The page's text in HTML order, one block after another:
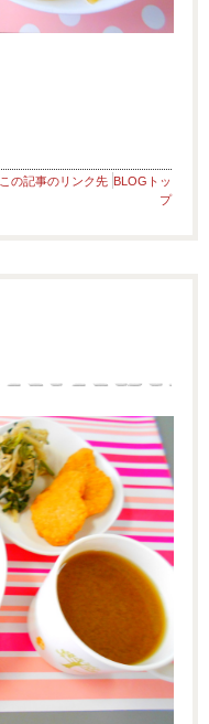
この記事のリンク先 BLOGトッ
プ